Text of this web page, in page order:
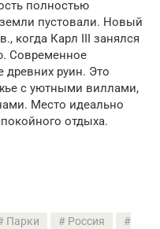
полностью
пустовали. Новый
когда Карл III занялся
Современное
руин. Это
с уютными виллами,
Место идеально
отдыха.
Парки
Россия